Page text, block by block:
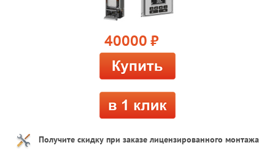
40000 руб.
Получите скидку при заказе лицензированного монтажа